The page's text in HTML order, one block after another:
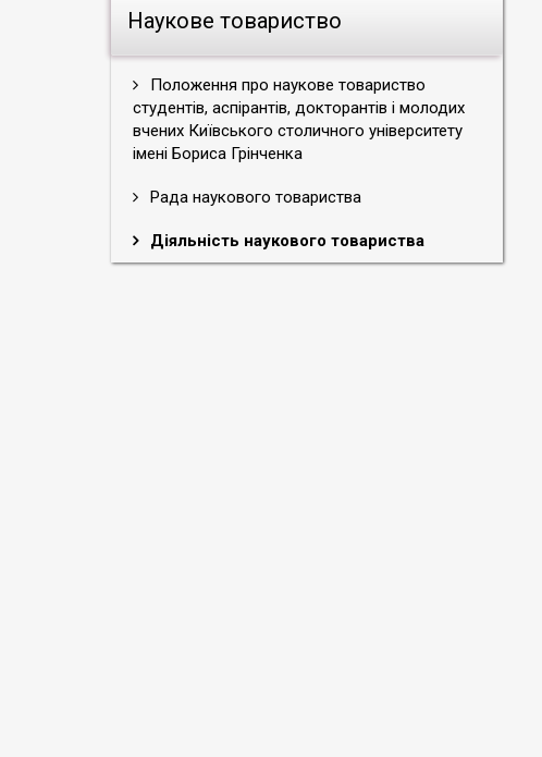
Наукове товариство
Положення про наукове товариство
студентів, аспірантів, докторантів і молодих
вчених Київського столичного університету
імені Бориса Грінченка
Рада наукового товариства
Діяльність наукового товариства